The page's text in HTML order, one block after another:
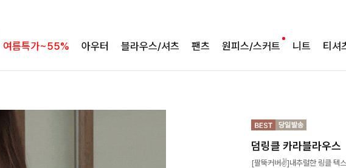
여름특가~55% 아우터 블라우스/셔츠 팬츠 원피스/스커트 니트 티셔
덤링클 카라블라우스
[팔뚝커버✌]내추럴한 링클 텍